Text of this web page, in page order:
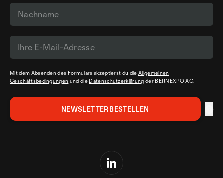
Mit dem Absenden des Formulars akzeptierst du dieAllgemeinen
Geschäftsbedingungen und die Datenschutzerklärung der BERNEXPO AG.